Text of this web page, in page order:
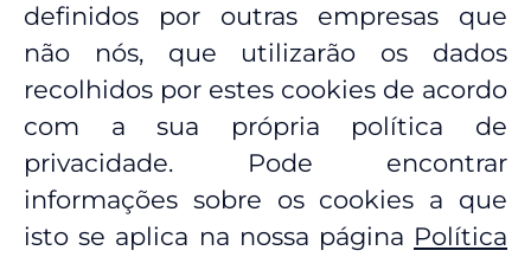
definidos por outras empresas que
não nós, que utilizarão os dados
recolhidos por estes cookies de acordo
com a sua própria política de
privacidade. Pode encontrar
informações sobre os cookies a que
isto se aplica na nossa página Política